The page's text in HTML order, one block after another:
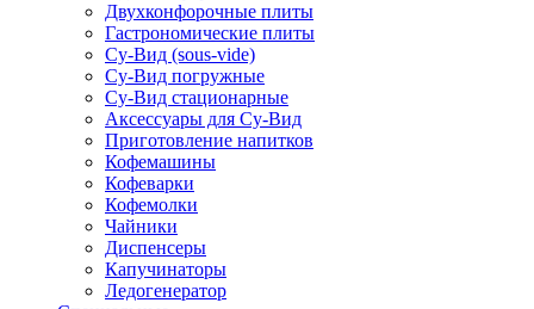
Двухконфорочные плиты
Гастрономические плиты
Су-Вид (sous-vide)
Су-Вид погружные
Су-Вид стационарные
Аксессуары для Су-Вид
Приготовление напитков
Кофемашины
Кофеварки
Кофемолки
Чайники
Диспенсеры
Капучинаторы
Ледогенератор